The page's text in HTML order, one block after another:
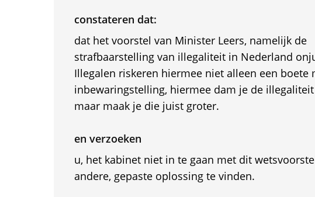
constateren dat:
dat het voorstel van Minister Leers, namelijk de
strafbaarstelling van illegaliteit in Nederland
Illegalen riskeren hiermee niet alleen een boete
inbewaringstelling, hiermee dam je de
maar maak je die juist groter.
en verzoeken
u, het kabinet niet in te gaan met dit
andere, gepaste oplossing te vinden.